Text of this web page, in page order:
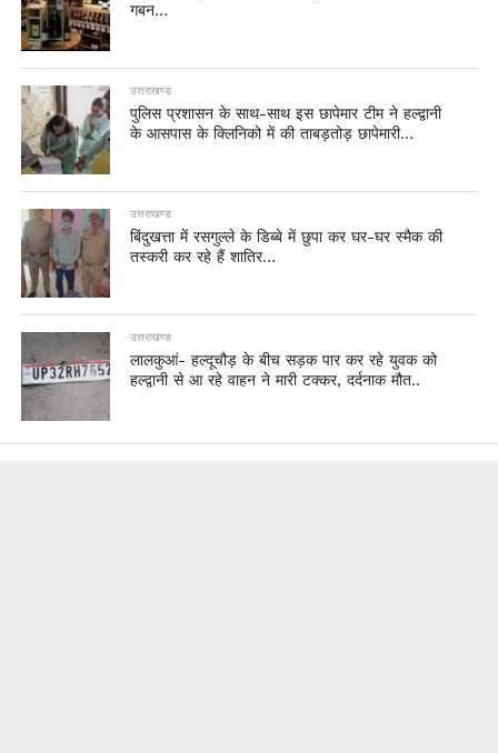
गबन…
उत्तराखण्ड
पुलिस प्रशासन के साथ-साथ इस छापेमार टीम ने हल्द्वानी
के आसपास के क्लिनिको में की ताबड़तोड़ छापेमारी…
उत्तराखण्ड
बिंदुखत्ता में रसगुल्ले के डिब्बे में छुपा कर घर-घर स्मैक की
तस्करी कर रहे हैं शातिर…
उत्तराखण्ड
लालकुआं- हल्दूचौड़ के बीच सड़क पार कर रहे युवक को
हल्द्वानी से आ रहे वाहन ने मारी टक्कर, दर्दनाक मौत..